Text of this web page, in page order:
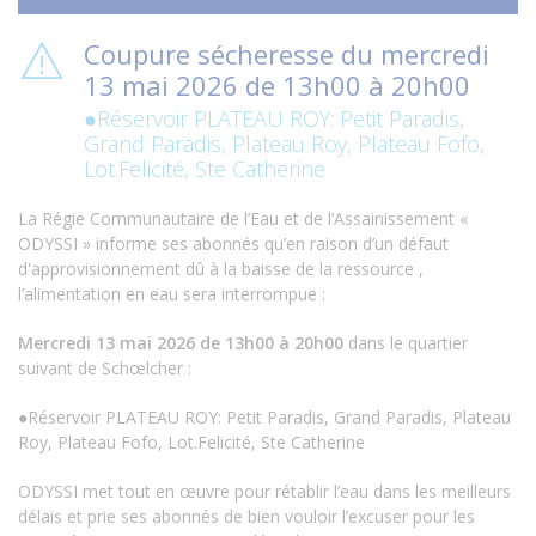
Coupure sécheresse du mercredi
13 mai 2026 de 13h00 à 20h00
●Réservoir PLATEAU ROY: Petit Paradis,
Grand Paradis, Plateau Roy, Plateau Fofo,
Lot.Felicité, Ste Catherine
La Régie Communautaire de l’Eau et de l’Assainissement «
ODYSSI » informe ses abonnés qu’en raison d’un défaut
d'approvisionnement dû à la baisse de la ressource ,
l’alimentation en eau sera interrompue :
Mercredi 13 mai 2026 de 13h00 à 20h00 dans le quartier
suivant de Schœlcher :
●Réservoir PLATEAU ROY: Petit Paradis, Grand Paradis, Plateau
Roy, Plateau Fofo, Lot.Felicité, Ste Catherine
ODYSSI met tout en œuvre pour rétablir l’eau dans les meilleurs
délais et prie ses abonnés de bien vouloir l’excuser pour les